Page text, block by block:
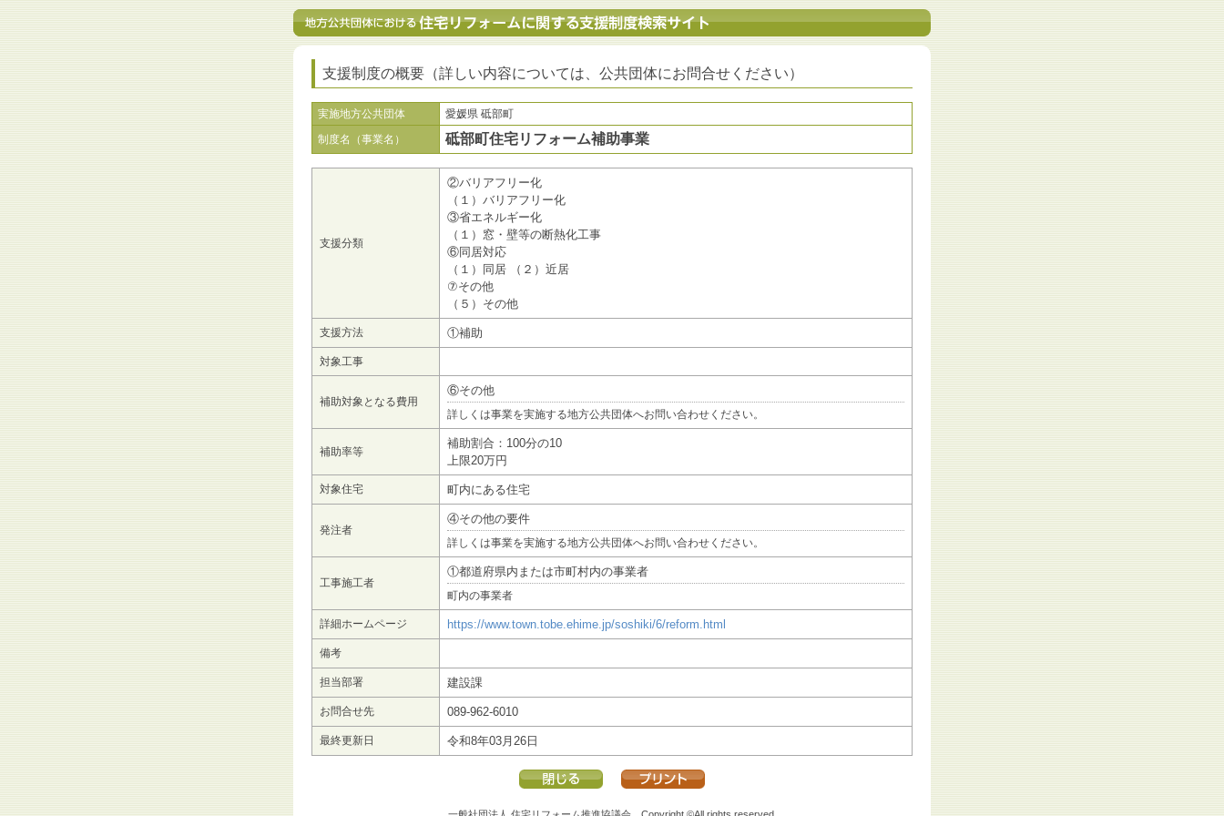
支援制度の概要（詳しい内容については、公共団体にお問合せください）
実施地方公共団体
愛媛県 砥部町
制度名（事業名）
砥部町住宅リフォーム補助事業
支援分類
②バリアフリー化
（１）バリアフリー化
③省エネルギー化
（１）窓・壁等の断熱化工事
⑥同居対応
（１）同居 （２）近居
⑦その他
（５）その他
支援方法 ①補助
対象工事
補助対象となる費用
⑥その他
詳しくは事業を実施する地方公共団体へお問い合わせください。
補助率等
補助割合：100分の10
上限20万円
対象住宅 町内にある住宅
発注者
④その他の要件
詳しくは事業を実施する地方公共団体へお問い合わせください。
工事施工者
①都道府県内または市町村内の事業者
町内の事業者
詳細ホームページ https://www.town.tobe.ehime.jp/soshiki/6/reform.html
備考
担当部署 建設課
お問合せ先 089-962-6010
最終更新日 令和8年03月26日